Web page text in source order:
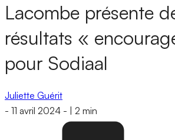
Lacombe présente
résultats «
pour Sodiaal
Juliette Guérit
- 11 avril 2024 - 2 min